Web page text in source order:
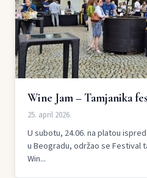
Wine Jam – Tamjanika
25. april 2026.
U subotu, 24.06. na platou
u Beogradu, održao se Festival
Win...